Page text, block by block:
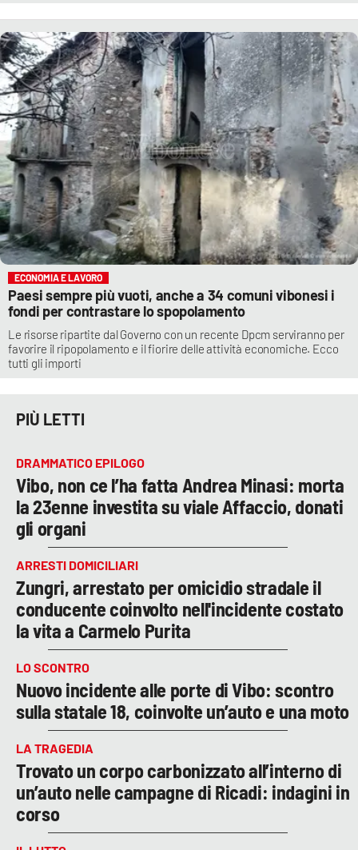
ECONOMIA E LAVORO
Paesi sempre più vuoti, anche a 34 comuni vibonesi i
fondi per contrastare lo spopolamento
Le risorse ripartite dal Governo con un recente Dpcm serviranno per
favorire il ripopolamento e il fiorire delle attività economiche. Ecco
tutti gli importi
PIÙ LETTI
DRAMMATICO EPILOGO
Vibo, non ce l’ha fatta Andrea Minasi: morta
la 23enne investita su viale Affaccio, donati
gli organi
ARRESTI DOMICILIARI
Zungri, arrestato per omicidio stradale il
conducente coinvolto nell'incidente costato
la vita a Carmelo Purita
LO SCONTRO
Nuovo incidente alle porte di Vibo: scontro
sulla statale 18, coinvolte un’auto e una moto
LA TRAGEDIA
Trovato un corpo carbonizzato all’interno di
un’auto nelle campagne di Ricadi: indagini in
corso